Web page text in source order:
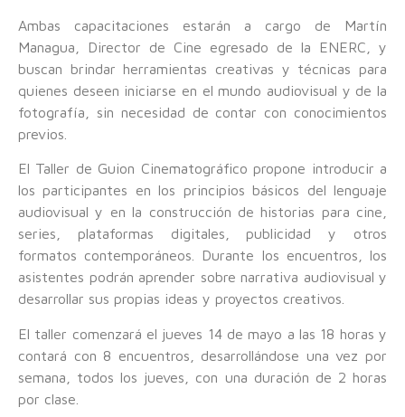
Ambas capacitaciones estarán a cargo de Martín
Managua, Director de Cine egresado de la ENERC, y
buscan brindar herramientas creativas y técnicas para
quienes deseen iniciarse en el mundo audiovisual y de la
fotografía, sin necesidad de contar con conocimientos
previos.
El Taller de Guion Cinematográfico propone introducir a
los participantes en los principios básicos del lenguaje
audiovisual y en la construcción de historias para cine,
series, plataformas digitales, publicidad y otros
formatos contemporáneos. Durante los encuentros, los
asistentes podrán aprender sobre narrativa audiovisual y
desarrollar sus propias ideas y proyectos creativos.
El taller comenzará el jueves 14 de mayo a las 18 horas y
contará con 8 encuentros, desarrollándose una vez por
semana, todos los jueves, con una duración de 2 horas
por clase.